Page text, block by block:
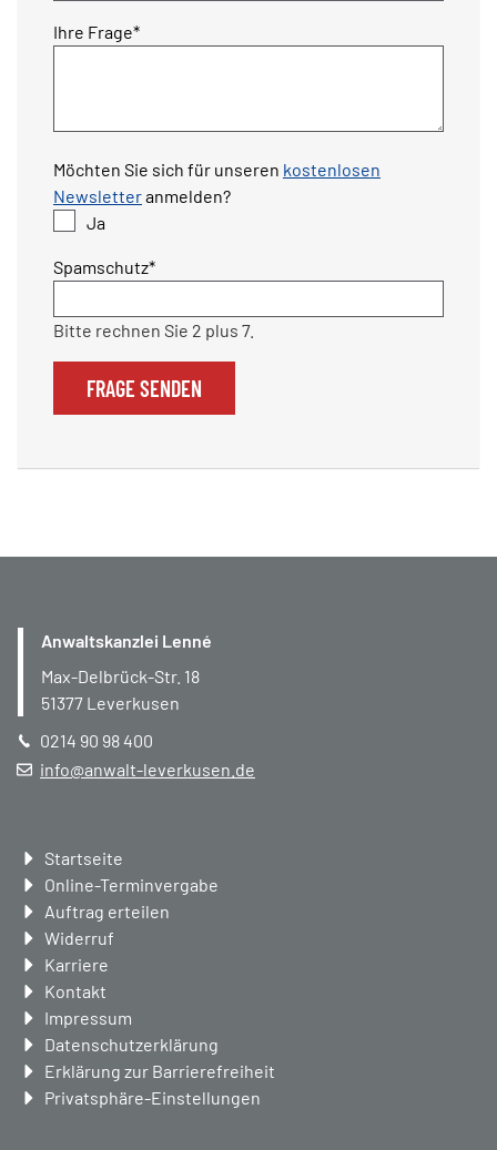
Pflichtfeld
Ihre Frage*
Möchten Sie sich für unseren kostenlosen
Newsletteranmelden?
Ja
Pflichtfeld
Spamschutz*
Bitte rechnen Sie 2 plus 7.
FRAGE SENDEN
Anwaltskanzlei Lenné
Max-Delbrück-Str. 18
51377 Leverkusen
0214 90 98 400
info@anwalt-leverkusen.de
Navigation
überspringen
Startseite
Online-Terminvergabe
Auftrag erteilen
Widerruf
Karriere
Kontakt
Impressum
Datenschutzerklärung
Erklärung zur Barrierefreiheit
Privatsphäre-Einstellungen